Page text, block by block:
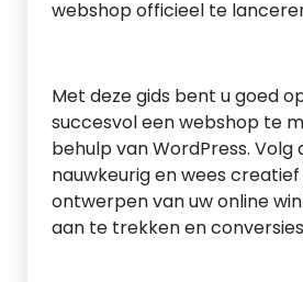
webshop officieel te
Met deze gids bent u goed
succesvol een webshop te
behulp van WordPress.
nauwkeurig en wees
ontwerpen van uw online
aan te trekken en